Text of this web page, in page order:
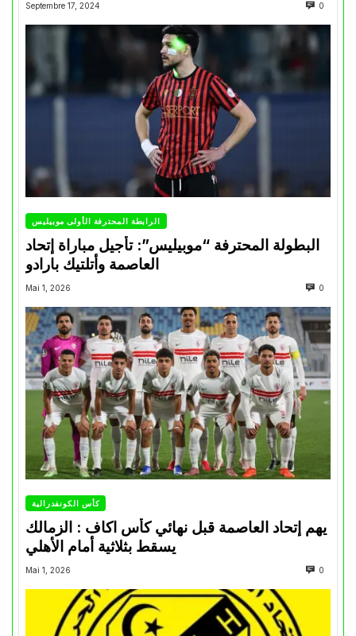
Septembre 17, 2024 0
الرابطة المحترفة الأولى موبيليس
البطولة المحترفة “موبيليس”: تأجيل مباراة إتحاد
العاصمة وأتلتيك بارادو
Mai 1, 2026 0
كأس الكونفدرالية
يهم إتحاد العاصمة قبل نهائي كأس اكاف : الزمالك
Mai 1, 2026 0